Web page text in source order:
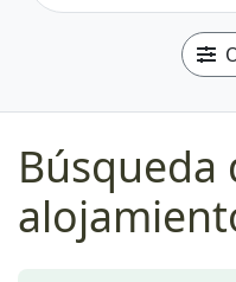
Búsqueda